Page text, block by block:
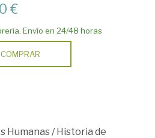
€
Envío en 24/48 horas
COMPRAR
Humanas /Historia de